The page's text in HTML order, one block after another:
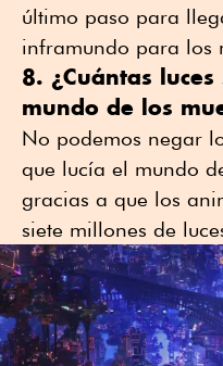
último paso para
inframundo para los
8. ¿Cuántas
mundo de los
No podemos negar
que lucía el mundo
gracias a que los
siete millones de